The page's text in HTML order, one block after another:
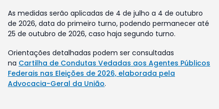
As medidas serão aplicadas de 4 de julho a 4 de outubro
de 2026, data do primeiro turno, podendo permanecer até
25 de outubro de 2026, caso haja segundo turno.
Orientações detalhadas podem ser consultadas
na Cartilha de Condutas Vedadas aos Agentes Públicos
Federais nas Eleições de 2026, elaborada pela
Advocacia-Geral da União.